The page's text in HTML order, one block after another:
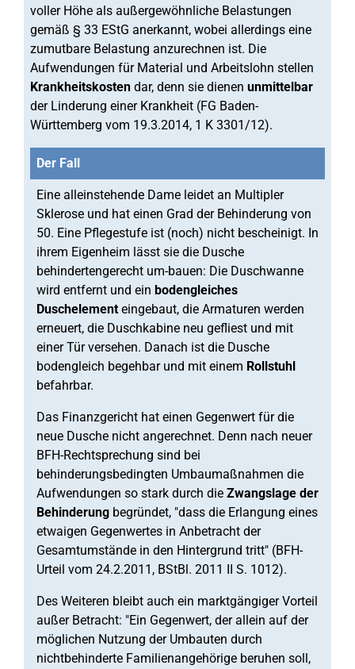
voller Höhe als außergewöhnliche Belastungen
gemäß § 33 EStG anerkannt, wobei allerdings eine
zumutbare Belastung anzurechnen ist. Die
Aufwendungen für Material und Arbeitslohn stellen
Krankheitskosten dar, denn sie dienen unmittelbar
der Linderung einer Krankheit (FG Baden-
Württemberg vom 19.3.2014, 1 K 3301/12).
Der Fall
Eine alleinstehende Dame leidet an Multipler
Sklerose und hat einen Grad der Behinderung von
50. Eine Pflegestufe ist (noch) nicht bescheinigt. In
ihrem Eigenheim lässt sie die Dusche
behindertengerecht um-bauen: Die Duschwanne
wird entfernt und ein bodengleiches
Duschelementeingebaut, die Armaturen werden
erneuert, die Duschkabine neu gefliest und mit
einer Tür versehen. Danach ist die Dusche
bodengleich begehbar und mit einem Rollstuhl
befahrbar.
Das Finanzgericht hat einen Gegenwert für die
neue Dusche nicht angerechnet. Denn nach neuer
BFH-Rechtsprechung sind bei
behinderungsbedingten Umbaumaßnahmen die
Aufwendungen so stark durch die Zwangslage der
Behinderung begründet, "dass die Erlangung eines
etwaigen Gegenwertes in Anbetracht der
Gesamtumstände in den Hintergrund tritt" (BFH-
Urteil vom 24.2.2011, BStBl. 2011 II S. 1012).
Des Weiteren bleibt auch ein marktgängiger Vorteil
außer Betracht: "Ein Gegenwert, der allein auf der
möglichen Nutzung der Umbauten durch
nichtbehinderte Familienangehörige beruhen soll,